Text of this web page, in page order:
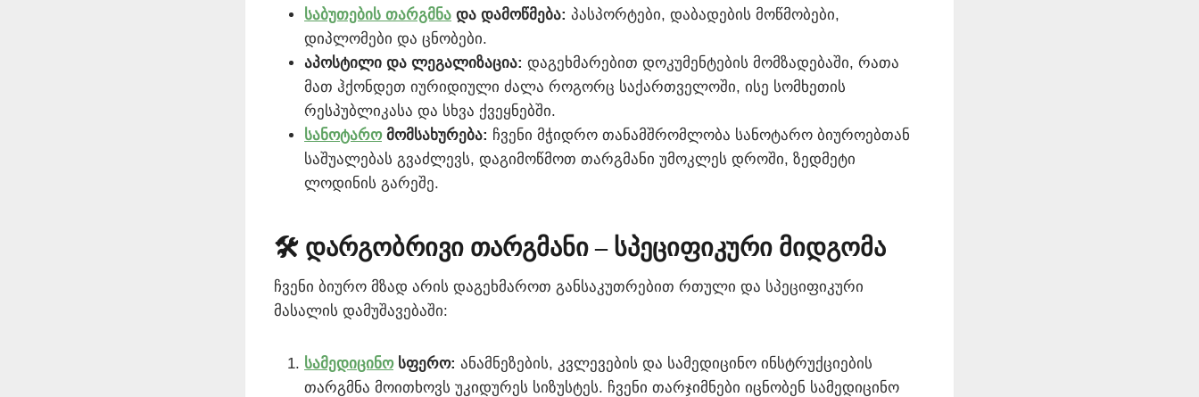
საბუთების თარგმნა და დამოწმება: პასპორტები, დაბადების მოწმობები,
დიპლომები და ცნობები.
აპოსტილი და ლეგალიზაცია: დაგეხმარებით დოკუმენტების მომზადებაში, რათა
მათ ჰქონდეთ იურიდიული ძალა როგორც საქართველოში, ისე სომხეთის
რესპუბლიკასა და სხვა ქვეყნებში.
სანოტარომომსახურება: ჩვენი მჭიდრო თანამშრომლობა სანოტარო ბიუროებთან
საშუალებას გვაძლევს, დაგიმოწმოთ თარგმანი უმოკლეს დროში, ზედმეტი
ლოდინის გარეშე.
🛠 დარგობრივი თარგმანი – სპეციფიკური მიდგომა
ჩვენი ბიურო მზად არის დაგეხმაროთ განსაკუთრებით რთული და სპეციფიკური
მასალის დამუშავებაში:
სამედიცინოსფერო: ანამნეზების, კვლევების და სამედიცინო ინსტრუქციების
თარგმნა მოითხოვს უკიდურეს სიზუსტეს. ჩვენი თარჯიმნები იცნობენ სამედიცინო